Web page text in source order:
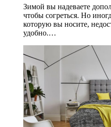
Зимой вы надеваете
чтобы согреться. Но
которую вы носите,
удобно.…